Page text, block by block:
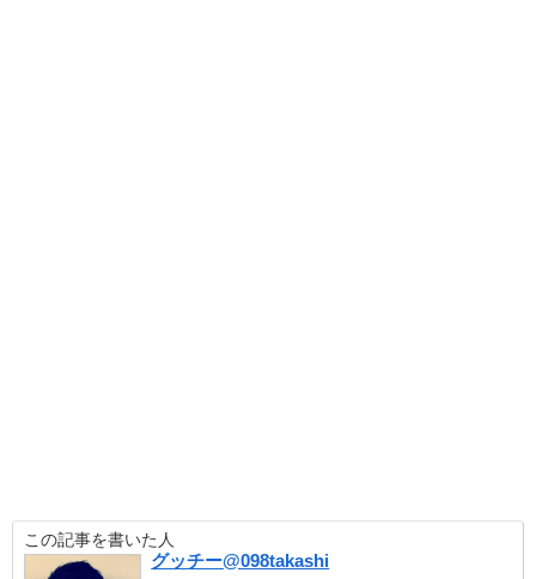
この記事を書いた人
グッチー@098takashi